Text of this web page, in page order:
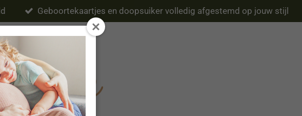
Geboortekaartjes en doopsuiker volledig afgestemd op jouw stijl